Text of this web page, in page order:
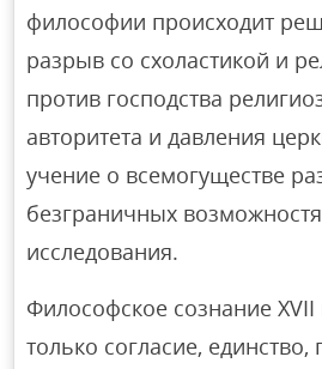
философии происходит
разрыв со схоластикой и
против господства
авторитета и давления
учение о всемогуществе
безграничных
исследования.
Философское сознание XVII
только согласие,